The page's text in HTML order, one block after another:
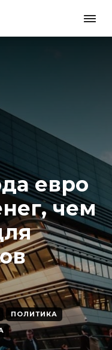
евро
чем
ПОЛИТИКА